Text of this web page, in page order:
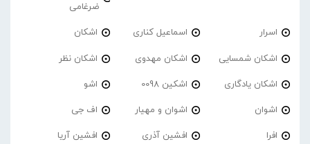
ضرغامی
اسرار اسماعیل کناری اشکان
اشکان شمسایی اشکان مهدوی اشکان نظر
اشکان یادگاری اشکین 0098 اشو
اشوان اشوان و مهیار اف جی
افرا افشین آذری افشین آریا